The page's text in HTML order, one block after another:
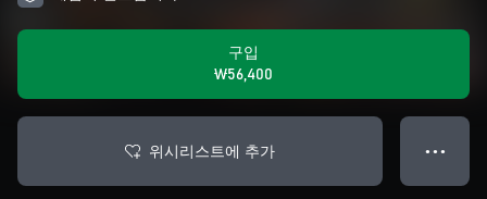
구입
₩56,400
위시리스트에 추가 ● ● ●